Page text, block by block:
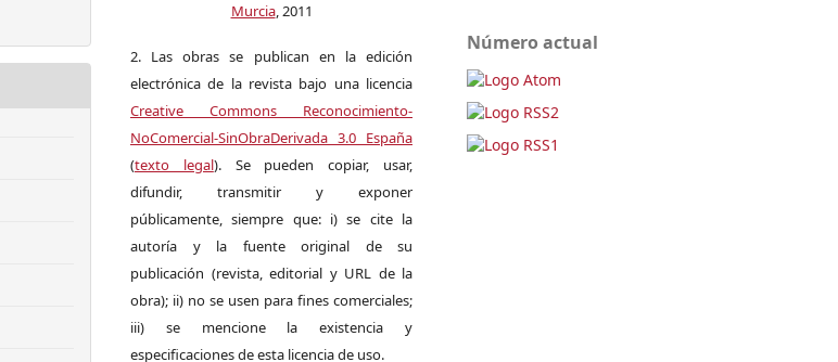
Murcia, 2011
2. Las obras se publican en la edición
electrónica de la revista bajo una licencia
Creative Commons Reconocimiento-
NoComercial-SinObraDerivada 3.0 España
(texto legal). Se pueden copiar, usar,
difundir, transmitir y exponer
públicamente, siempre que: i) se cite la
autoría y la fuente original de su
publicación (revista, editorial y URL de la
obra); ii) no se usen para fines comerciales;
iii) se mencione la existencia y
especificaciones de esta licencia de uso.
Número actual